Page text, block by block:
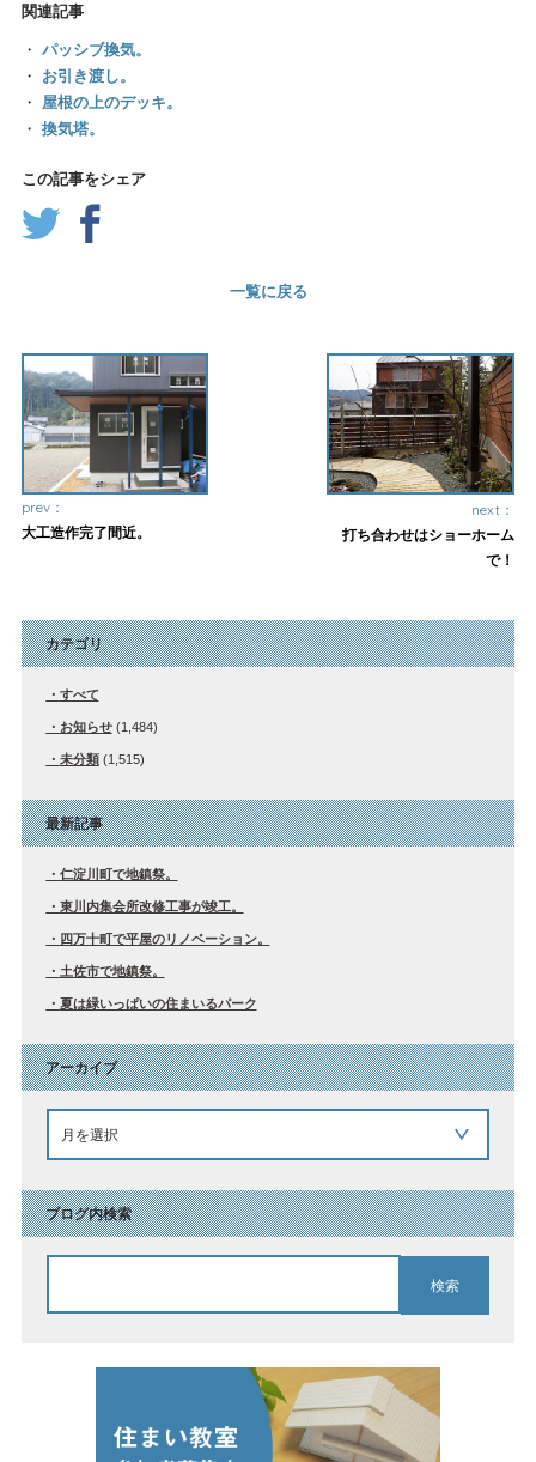
関連記事
・ パッシブ換気。
・
お引き渡し。
・
屋根の上のデッキ。
・ 換気塔。
この記事をシェア
一覧に戻る
prev：
大工造作完了間近。
next：
打ち合わせはショーホーム
で！
カテゴリ
すべて
お知らせ(1,484)
未分類(1,515)
最新記事
仁淀川町で地鎮祭。
東川内集会所改修工事が竣工。
四万十町で平屋のリノベーション。
土佐市で地鎮祭。
夏は緑いっぱいの住まいるパーク
アーカイブ
ブログ内検索